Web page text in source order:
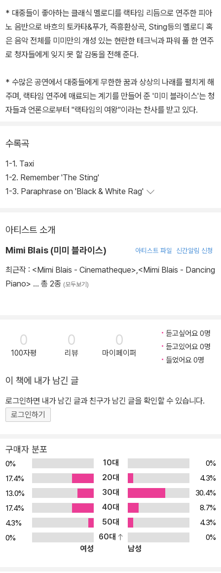
* 대중들이 좋아하는 클래식 멜로디를 랙타임 리듬으로 연주한 피아
노 음반으로 바흐의 토카타&푸가, 즉흥환상곡, Sting등의 멜로디 혹
은 음악 전체를 미미만의 개성 있는 현란한 테크닉과 파워 풀 한 연주
로 청자들에게 잊지 못 할 감동을 전해 준다.
* 수많은 공연에서 대중들에게 무한한 꿈과 상상의 나래를 펼치게 해
주며, 랙타임 연주에 매료되는 계기를 만들어 준 '미미 블라이스'는 청
자들과 언론으로부터 "랙타임의 여왕"이라는 찬사를 받고 있다.
수록곡
1-1. Taxi
1-2. Remember 'The Sting'
1-3. Paraphrase on 'Black & White Rag'
아티스트 소개
Mimi Blais (미미 블라이스) 아티스트 파일 신간알림 신청
최근작 : <Mimi Blais - Cinematheque>,<Mimi Blais - Dancing
Piano> … 총 2종 (모두보기)
0
100자평
0
리뷰
0
마이페이퍼
듣고싶어요 0명
듣고있어요 0명
들었어요 0명
이 책에 내가 남긴 글
로그인하면 내가 남긴 글과 친구가 남긴 글을 확인할 수 있습니다.
로그인하기
구매자 분포
0% 10대
0%
17.4%
20대
4.3%
13.0%
30대
30.4%
17.4%
40대
8.7%
4.3%
50대
4.3%
0%
60대
0%
여성
남성